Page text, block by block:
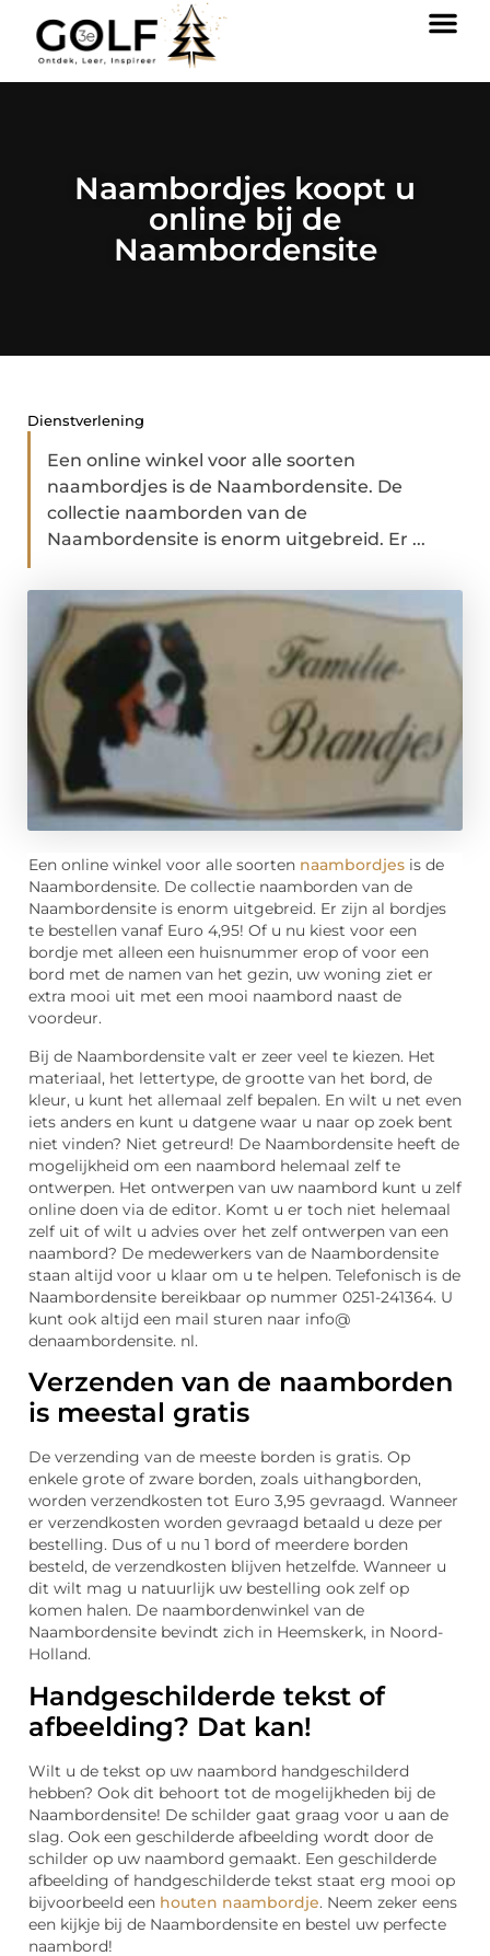
Naambordjes koopt u
online bij de
Naambordensite
Dienstverlening
Een online winkel voor alle soorten
naambordjes is de Naambordensite. De
collectie naamborden van de
Naambordensite is enorm uitgebreid. Er ...
Een online winkel voor alle soorten naambordjes is de
Naambordensite. De collectie naamborden van de
Naambordensite is enorm uitgebreid. Er zijn al bordjes
te bestellen vanaf Euro 4,95! Of u nu kiest voor een
bordje met alleen een huisnummer erop of voor een
bord met de namen van het gezin, uw woning ziet er
extra mooi uit met een mooi naambord naast de
voordeur.
Bij de Naambordensite valt er zeer veel te kiezen. Het
materiaal, het lettertype, de grootte van het bord, de
kleur, u kunt het allemaal zelf bepalen. En wilt u net even
iets anders en kunt u datgene waar u naar op zoek bent
niet vinden? Niet getreurd! De Naambordensite heeft de
mogelijkheid om een naambord helemaal zelf te
ontwerpen. Het ontwerpen van uw naambord kunt u zelf
online doen via de editor. Komt u er toch niet helemaal
zelf uit of wilt u advies over het zelf ontwerpen van een
naambord? De medewerkers van de Naambordensite
staan altijd voor u klaar om u te helpen. Telefonisch is de
Naambordensite bereikbaar op nummer 0251-241364. U
kunt ook altijd een mail sturen naar info@
denaambordensite. nl.
Verzenden van de naamborden
is meestal gratis
De verzending van de meeste borden is gratis. Op
enkele grote of zware borden, zoals uithangborden,
worden verzendkosten tot Euro 3,95 gevraagd. Wanneer
er verzendkosten worden gevraagd betaald u deze per
bestelling. Dus of u nu 1 bord of meerdere borden
besteld, de verzendkosten blijven hetzelfde. Wanneer u
dit wilt mag u natuurlijk uw bestelling ook zelf op
komen halen. De naambordenwinkel van de
Naambordensite bevindt zich in Heemskerk, in Noord-
Holland.
Handgeschilderde tekst of
afbeelding? Dat kan!
Wilt u de tekst op uw naambord handgeschilderd
hebben? Ook dit behoort tot de mogelijkheden bij de
Naambordensite! De schilder gaat graag voor u aan de
slag. Ook een geschilderde afbeelding wordt door de
schilder op uw naambord gemaakt. Een geschilderde
afbeelding of handgeschilderde tekst staat erg mooi op
bijvoorbeeld een houten naambordje. Neem zeker eens
een kijkje bij de Naambordensite en bestel uw perfecte
naambord!